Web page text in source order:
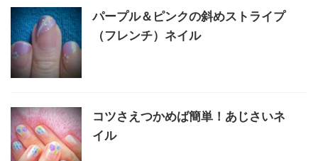
パープル＆ピンクの斜めストライプ
（フレンチ）ネイル
コツさえつかめば簡単！あじさいネ
イル